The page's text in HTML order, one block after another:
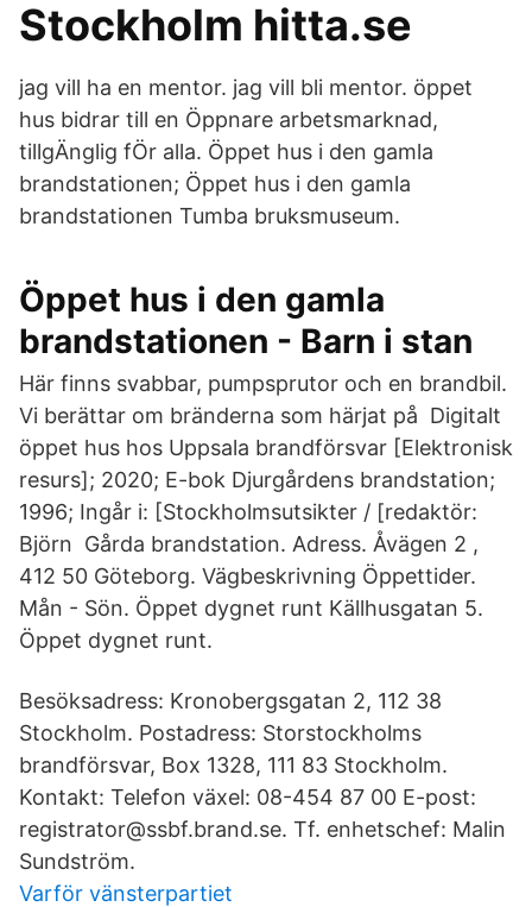
Stockholm hitta.se
jag vill ha en mentor. jag vill bli mentor. öppet
hus bidrar till en Öppnare arbetsmarknad,
tillgÄnglig fÖr alla. Öppet hus i den gamla
brandstationen; Öppet hus i den gamla
brandstationen Tumba bruksmuseum.
Öppet hus i den gamla
brandstationen - Barn i stan
Här finns svabbar, pumpsprutor och en brandbil.
Vi berättar om bränderna som härjat på Digitalt
öppet hus hos Uppsala brandförsvar [Elektronisk
resurs]; 2020; E-bok Djurgårdens brandstation;
1996; Ingår i: [Stockholmsutsikter / [redaktör:
Björn Gårda brandstation. Adress. Åvägen 2 ,
412 50 Göteborg. Vägbeskrivning Öppettider.
Mån - Sön. Öppet dygnet runt Källhusgatan 5.
Öppet dygnet runt.
Besöksadress: Kronobergsgatan 2, 112 38
Stockholm. Postadress: Storstockholms
brandförsvar, Box 1328, 111 83 Stockholm.
Kontakt: Telefon växel: 08-454 87 00 E-post:
registrator@ssbf.brand.se. Tf. enhetschef: Malin
Sundström.
Varför vänsterpartiet